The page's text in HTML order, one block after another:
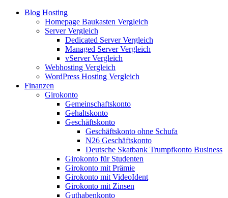
Blog Hosting
Homepage Baukasten Vergleich
Server Vergleich
Dedicated Server Vergleich
Managed Server Vergleich
vServer Vergleich
Webhosting Vergleich
WordPress Hosting Vergleich
Finanzen
Girokonto
Gemeinschaftskonto
Gehaltskonto
Geschäftskonto
Geschäftskonto ohne Schufa
N26 Geschäftskonto
Deutsche Skatbank Trumpfkonto Business
Girokonto für Studenten
Girokonto mit Prämie
Girokonto mit VideoIdent
Girokonto mit Zinsen
Guthabenkonto